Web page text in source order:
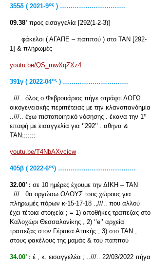
355δ ( 2021-9ος ) ………………………….
09.38’ προς εισαγγελία [292(1-2-3)]
φάκελοι ( ΑΓΑΠΕ – παππού ) στο ΤΑΝ [292-
1] & πληρωμές
youtu.be/QS_mwXqZXz4
391γ ( 2022-04ος ) ………………………….
..///.. όλος ο Φεβρουάριος πήγε στράφτι ΛΟΓΩ
οικογενειακής περιπέτειας με την κλανοπανδημία
..///.. έχω πιστοποιητικό νόσησης . έκανα την 1η
επαφή με εισαγγελία για ‘’292’’ . αθηνα &
ΤΑΝ;;;;;;;
youtu.be/T4NbAXvcicw
405β ( 2022-6ος) ……………………………….
32.00’ : σε 10 ημέρες έχουμε την ΔΙΚΗ – ΤΑΝ
..///.. θα οργώσω ΟΛΟΥΣ τους χώρους για
πληρωμές πόρων κ-15-17-18 .,///.. που αλλού
έχει τέτοια στοιχεία ; = 1) αποθήκες τραπεζας στο
Καλοχώρι Θεσσαλονίκης , 2) ‘’e’’ αρχεία
τραπεζας στον Γέρακα Αττικής , 3) στο ΤΑΝ ,
στους φακέλους της μαμάς & του παππού
34.00’ : έ , κ. εισαγγελέα ; ..///.. 22/03/2022 πήγα